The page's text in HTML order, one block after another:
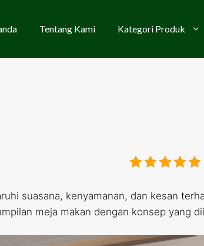
Tentang Kami Kategori Produk
suasana, kenyamanan, dan kesan
meja makan dengan konsep yang